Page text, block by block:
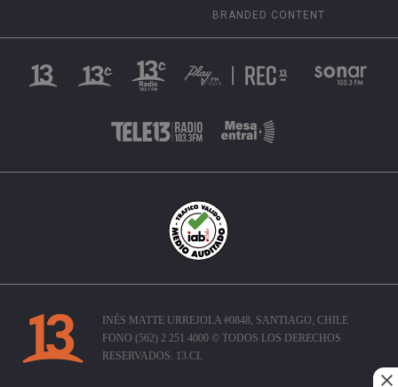
BRANDED CONTENT
INÉS MATTE URREJOLA #0848, SANTIAGO, CHILE
FONO (562) 2 251 4000 © TODOS LOS DERECHOS
RESERVADOS. 13.CL